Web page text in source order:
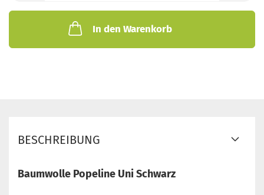
In den Warenkorb
BESCHREIBUNG
Baumwolle Popeline Uni Schwarz